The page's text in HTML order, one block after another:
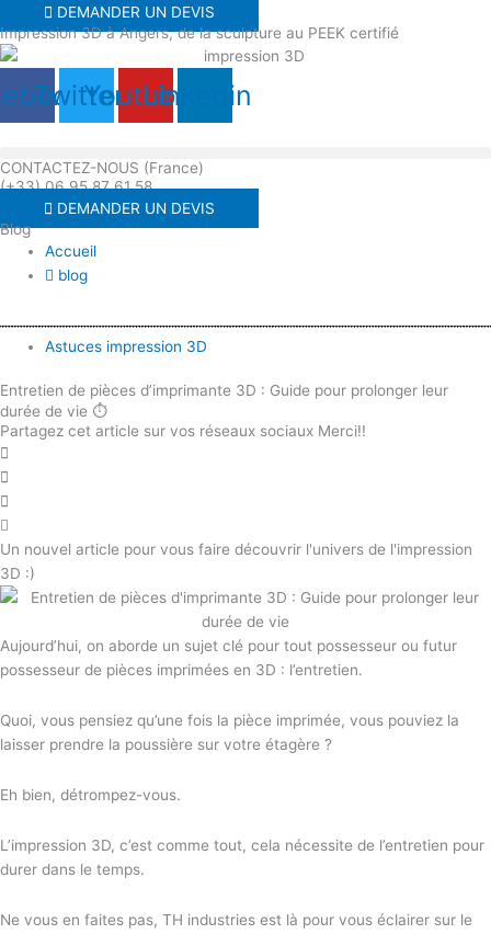
au
contenu
DEMANDER UN DEVIS
Impression 3D à Angers, de la sculpture au PEEK certifié
TwitterYoutubeLinkedin
CONTACTEZ-NOUS (France)
(+33) 06 95 87 61 58
DEMANDER UN DEVIS
Blog
Accueil
blog
Astuces impression 3D
Entretien de pièces d’imprimante 3D : Guide pour prolonger leur
durée de vie ⏱️
Partagez cet article sur vos réseaux sociaux Merci!!
Un nouvel article pour vous faire découvrir l'univers de l'impression
3D :)
Aujourd’hui, on aborde un sujet clé pour tout possesseur ou futur
possesseur de pièces imprimées en 3D : l’entretien.
Quoi, vous pensiez qu’une fois la pièce imprimée, vous pouviez la
laisser prendre la poussière sur votre étagère ?
Eh bien, détrompez-vous.
L’impression 3D, c’est comme tout, cela nécessite de l’entretien pour
durer dans le temps.
Ne vous en faites pas, TH industries est là pour vous éclairer sur le